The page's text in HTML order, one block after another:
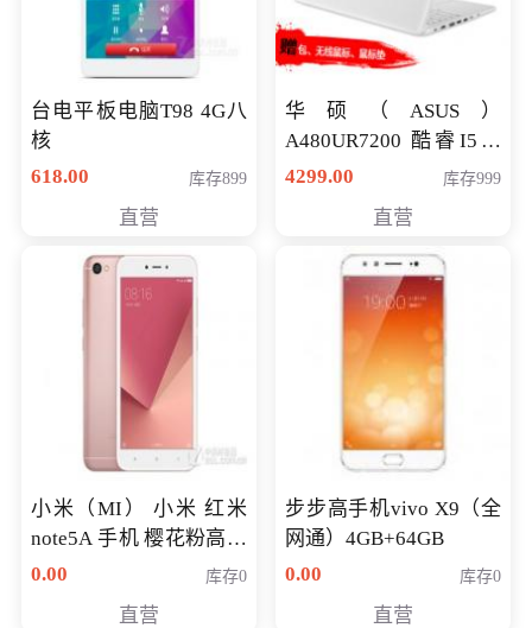
台电平板电脑T98 4G八
核
618.00
库存899
直营
华硕（ASUS）
A480UR7200 酷睿I5超
薄学生办公游戏独显笔
NV930-2G独
4299.00 库存999
直营
小米（MI） 小米 红米
note5A 手机 樱花粉高配
版 全网通(3G+32G)
0.00 库存0
直营
步步高手机vivo X9（全
网通）4GB+64GB
0.00
库存0
直营